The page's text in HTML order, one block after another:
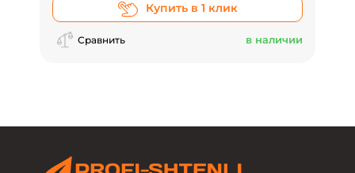
Купить в 1 клик
Сравнить в наличии